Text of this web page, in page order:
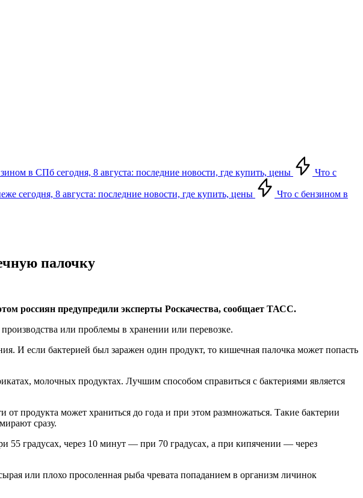
в СПб сегодня, 8 августа: последние новости, где купить, цены Что с
сегодня, 8 августа: последние новости, где купить, цены
Что с бензином в
палочку
россиян предупредили эксперты Роскачества, сообщает ТАСС.
или проблемы в хранении или перевозке.
И если бактерией был заражен один продукт, то кишечная палочка может попасть
молочных продуктах. Лучшим способом справиться с бактериями является
продукта может храниться до года и при этом размножаться. Такие бактерии
сразу.
55 градусах, через 10 минут — при 70 градусах, а при кипячении — через
или плохо просоленная рыба чревата попаданием в организм личинок